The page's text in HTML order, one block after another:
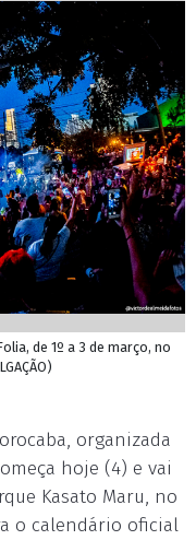
de 1º a 3 de março, no
organizada
hoje (4) e vai
Kasato Maru, no
o calendário oficial